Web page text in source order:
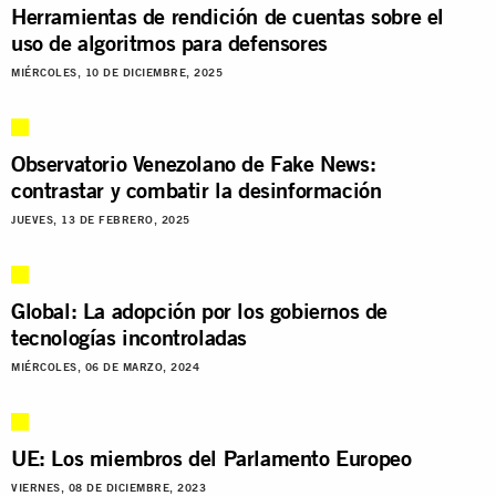
Herramientas de rendición de cuentas sobre el
uso de algoritmos para defensores
MIÉRCOLES, 10 DE DICIEMBRE, 2025
Observatorio Venezolano de Fake News:
contrastar y combatir la desinformación
JUEVES, 13 DE FEBRERO, 2025
Global: La adopción por los gobiernos de
tecnologías incontroladas
MIÉRCOLES, 06 DE MARZO, 2024
UE: Los miembros del Parlamento Europeo
VIERNES, 08 DE DICIEMBRE, 2023